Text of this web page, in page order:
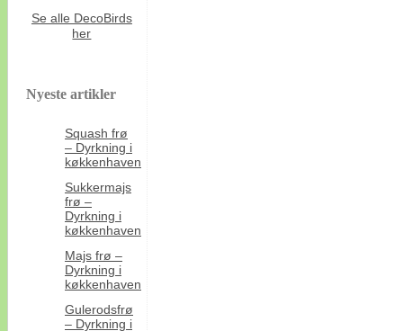
Se alle DecoBirds
her
Nyeste artikler
Squash frø
– Dyrkning i
køkkenhaven
Sukkermajs
frø –
Dyrkning i
køkkenhaven
Majs frø –
Dyrkning i
køkkenhaven
Gulerodsfrø
– Dyrkning i